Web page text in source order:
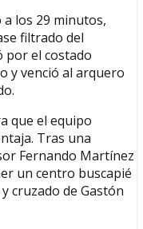
a los 29 minutos,
filtrado del
por el costado
y venció al arquero
que el equipo
Tras una
Fernando Martínez
un centro buscapié
cruzado de Gastón